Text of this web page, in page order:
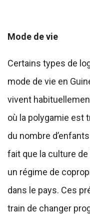
Mode de vie
Certains types de
mode de vie en
vivent
où la polygamie est
du nombre
fait que la culture de
un régime de
dans le pays. Ces
train de changer